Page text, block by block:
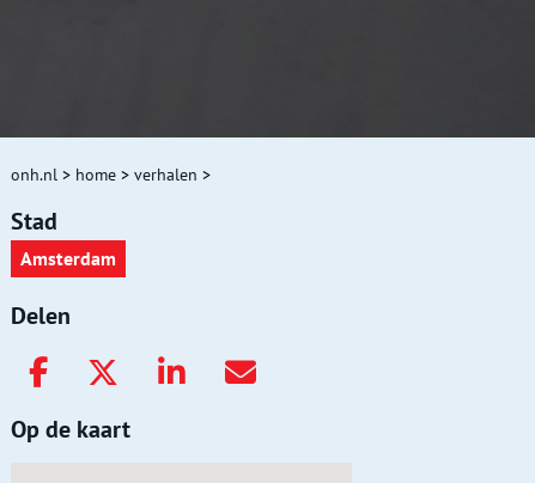
onh.nl > home > verhalen >
Stad
Amsterdam
Delen
Op de kaart